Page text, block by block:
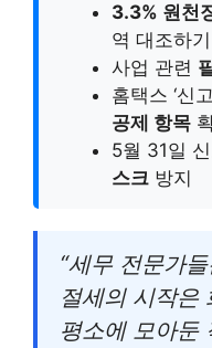
3.3% 원천
역 대조하기
사업 관련
홈택스 ‘신
공제 항목
5월 31일
스크 방지
“세무 전문가
절세의 시작은
평소에 모아둔